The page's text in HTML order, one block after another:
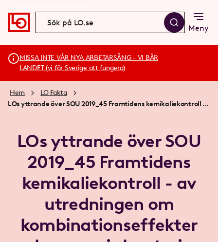
Meny
MISSA INTE VÅR NYA ARBETARSÅNG - VI BÄR
LANDET (vi får Sverige att fungera)
Hem
LO Fakta
LOs yttrande över SOU 2019_45 Framtidens kemikaliekontroll - av utredningen om kombinationseffekter och gruppvis hantering av ämnen (1)
LOs yttrande över SOU
2019_45 Framtidens
kemikaliekontroll - av
utredningen om
kombinationseffekter